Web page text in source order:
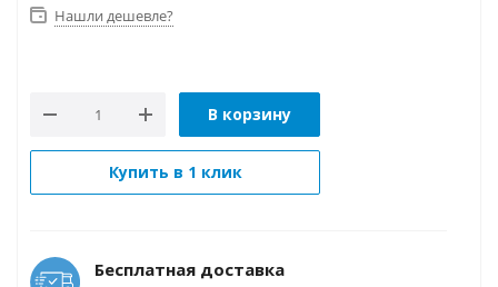
Нашли дешевле?
В корзину
Купить в 1 клик
Бесплатная доставка